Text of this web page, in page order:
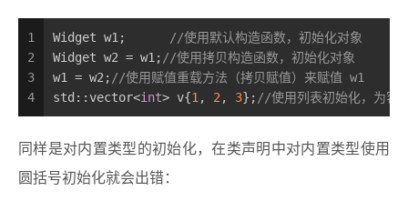
1
2
3
4
//使用默认构造函数，初始化对象
Widget w2 = w1; //使用拷贝构造函数，初始化对象
w1 = w2; //使用赋值重载方法（拷贝赋值）来赋值 w1
std::vector<int> v{1 , 2 , 3}; //使用列表初始化，为容
同样是对内置类型的初始化，在类声明中对内置类型使用
圆括号初始化就会出错：